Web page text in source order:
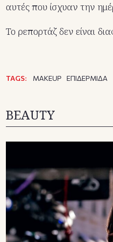
αυτές που ίσχυαν την
Το ρεπορτάζ δεν είναι
TAGS: MAKEUP ΕΠΙΔΕΡΜΙΔΑ
BEAUTY